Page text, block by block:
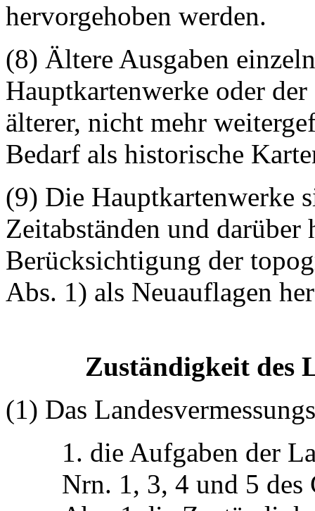
hervorgehoben werden.
(8) Ältere Ausgaben
Hauptkartenwerke oder
älterer, nicht mehr
Bedarf als historische
(9) Die Hauptkartenwerke
Zeitabständen und
Berücksichtigung der
Abs. 1) als Neuauflagen
Zuständigkeit des
(1) Das
1. die Aufgaben der
Nrn. 1, 3, 4 und 5 des